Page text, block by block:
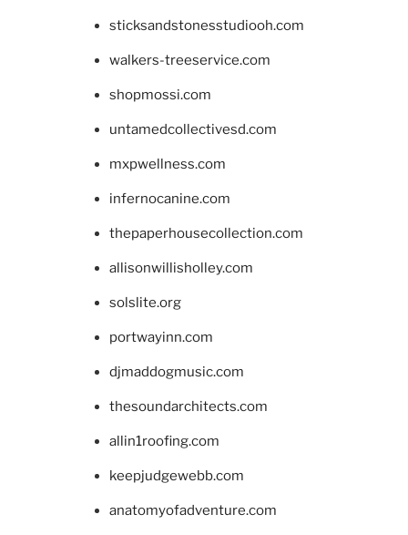
sticksandstonesstudiooh.com
walkers-treeservice.com
shopmossi.com
untamedcollectivesd.com
mxpwellness.com
infernocanine.com
thepaperhousecollection.com
allisonwillisholley.com
solslite.org
portwayinn.com
djmaddogmusic.com
thesoundarchitects.com
allin1roofing.com
keepjudgewebb.com
anatomyofadventure.com